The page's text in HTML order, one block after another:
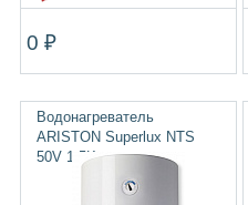
0 ₽
Водонагреватель
ARISTON Superlux NTS
50V 1,5K